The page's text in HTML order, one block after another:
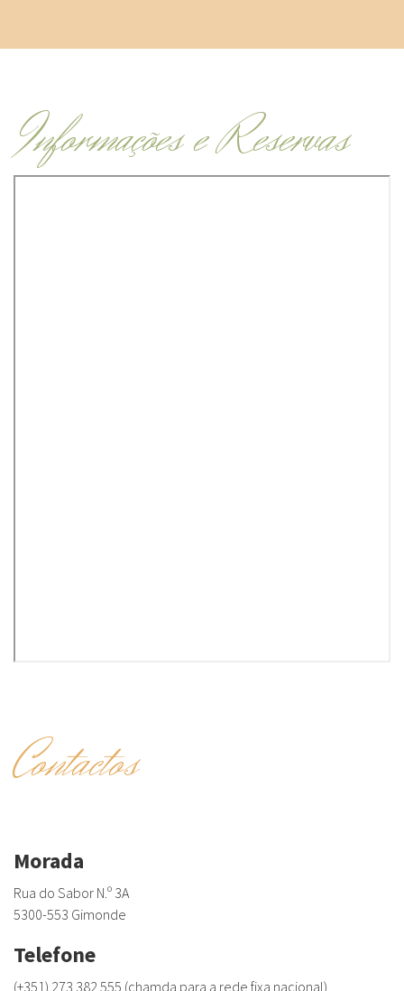
Informações e Reservas
Contactos
Morada
Rua do Sabor N.º 3A
5300-553 Gimonde
Telefone
(+351) 273 382 555 (chamda para a rede fixa nacional)